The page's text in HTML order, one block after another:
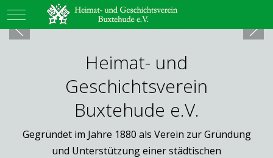
Mobile Menu Toggle
Heimat- und
Geschichtsverein
Buxtehude e.V.
Gegründet im Jahre 1880 als Verein zur Gründung
und Unterstützung einer städtischen